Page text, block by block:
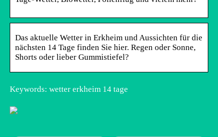
Das aktuelle Wetter in Erkheim und Aussichten für die
nächsten 14 Tage finden Sie hier. Regen oder Sonne,
Shorts oder lieber Gummistiefel?
Keywords: wetter erkheim 14 tage